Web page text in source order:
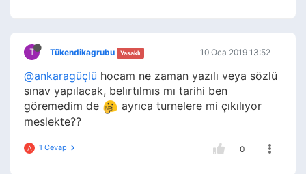
T Tükendikagrubu Yasaklı 10 Oca 2019 13:52
@ankaragüçlü hocam ne zaman yazılı veya sözlü
sınav yapılacak, belırtılmıs mı tarihi ben
göremedim de
ayrıca turnelere mi çıkılıyor
meslekte??
A 1 Cevap 0